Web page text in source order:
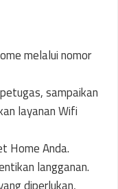
melalui nomor
sampaikan
layanan Wifi
Home Anda.
langganan.
diperlukan,